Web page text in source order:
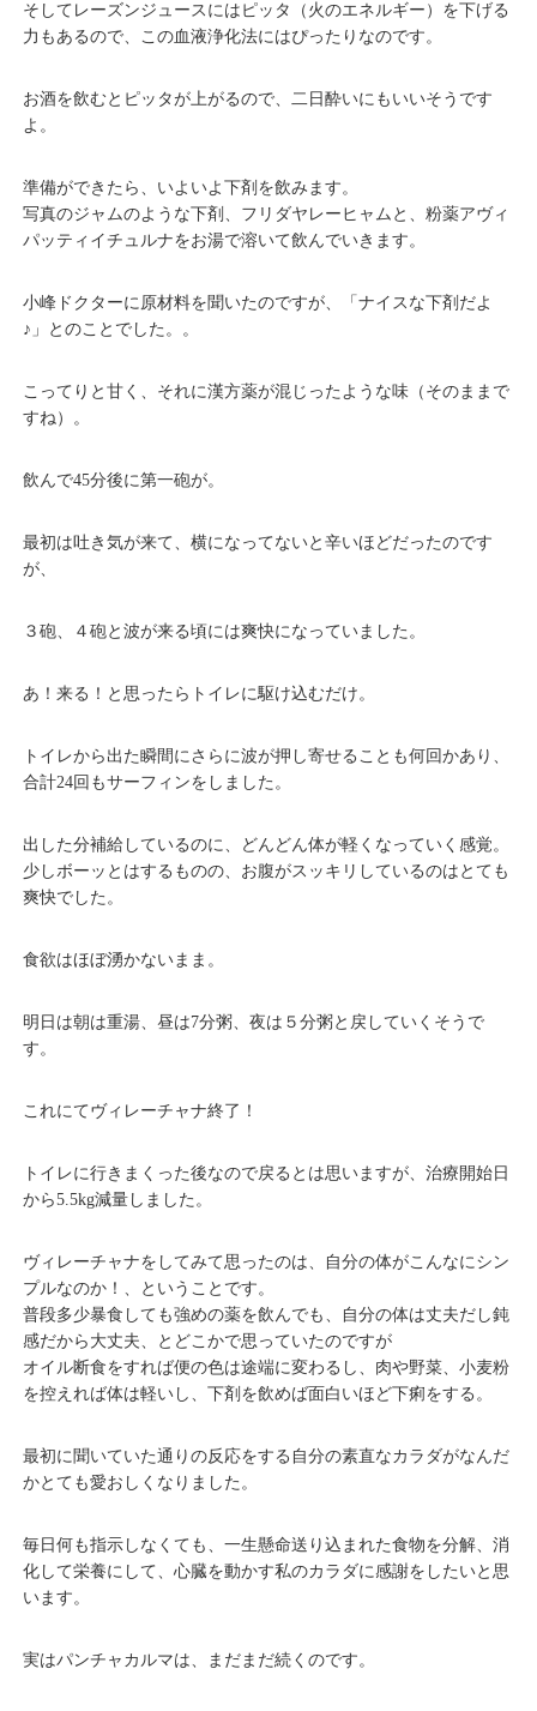
そしてレーズンジュースにはピッタ（火のエネルギー）を下げる
力もあるので、この血液浄化法にはぴったりなのです。
お酒を飲むとピッタが上がるので、二日酔いにもいいそうです
よ。
準備ができたら、いよいよ下剤を飲みます。
写真のジャムのような下剤、フリダヤレーヒャムと、粉薬アヴィ
パッティイチュルナをお湯で溶いて飲んでいきます。
小峰ドクターに原材料を聞いたのですが、「ナイスな下剤だよ
♪」とのことでした。。
こってりと甘く、それに漢方薬が混じったような味（そのままで
すね）。
飲んで45分後に第一砲が。
最初は吐き気が来て、横になってないと辛いほどだったのです
が、
３砲、４砲と波が来る頃には爽快になっていました。
あ！来る！と思ったらトイレに駆け込むだけ。
トイレから出た瞬間にさらに波が押し寄せることも何回かあり、
合計24回もサーフィンをしました。
出した分補給しているのに、どんどん体が軽くなっていく感覚。
少しボーッとはするものの、お腹がスッキリしているのはとても
爽快でした。
食欲はほぼ湧かないまま。
明日は朝は重湯、昼は7分粥、夜は５分粥と戻していくそうで
す。
これにてヴィレーチャナ終了！
トイレに行きまくった後なので戻るとは思いますが、治療開始日
から5.5kg減量しました。
ヴィレーチャナをしてみて思ったのは、自分の体がこんなにシン
プルなのか！、ということです。
普段多少暴食しても強めの薬を飲んでも、自分の体は丈夫だし鈍
感だから大丈夫、とどこかで思っていたのですが
オイル断食をすれば便の色は途端に変わるし、肉や野菜、小麦粉
を控えれば体は軽いし、下剤を飲めば面白いほど下痢をする。
最初に聞いていた通りの反応をする自分の素直なカラダがなんだ
かとても愛おしくなりました。
毎日何も指示しなくても、一生懸命送り込まれた食物を分解、消
化して栄養にして、心臓を動かす私のカラダに感謝をしたいと思
います。
実はパンチャカルマは、まだまだ続くのです。